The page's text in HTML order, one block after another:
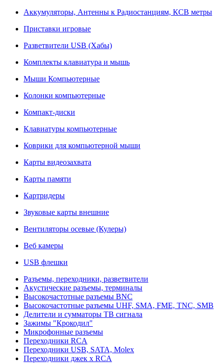
Аккумуляторы, Антенны к Радиостанциям, КСВ метры
Приставки игровые
Разветвители USB (Хабы)
Комплекты клавиатура и мышь
Мыши Компьютерные
Колонки компьютерные
Компакт-диски
Клавиатуры компьютерные
Коврики для компьютерной мыши
Карты видеозахвата
Карты памяти
Картридеры
Звуковые карты внешние
Вентиляторы осевые (Кулеры)
Веб камеры
USB флешки
Разъемы, переходники, разветвители
Акустические разъемы, терминалы
Высокочастотные разъемы BNC
Высокочастотные разъемы UHF, SMA, FME, TNC, SMB
Делители и сумматоры ТВ сигнала
Зажимы "Крокодил"
Микрофонные разъемы
Переходники RCA
Переходники USB, SATA, Molex
Переходники джек х RCA